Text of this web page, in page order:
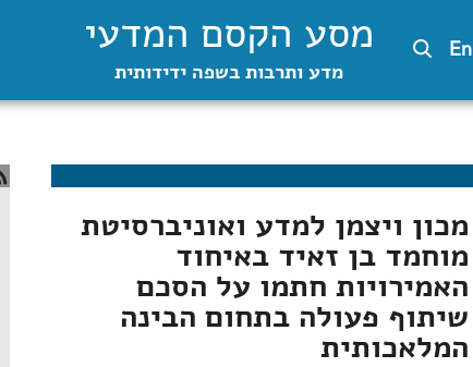
En מסע הקסם המדעי
מדע ותרבות בשפה ידידותית
מכון ויצמן למדע ואוניברסיטת
מוחמד בן זאיד באיחוד
האמירויות חתמו על הסכם
שיתוף פעולה בתחום הבינה
המלאכותית